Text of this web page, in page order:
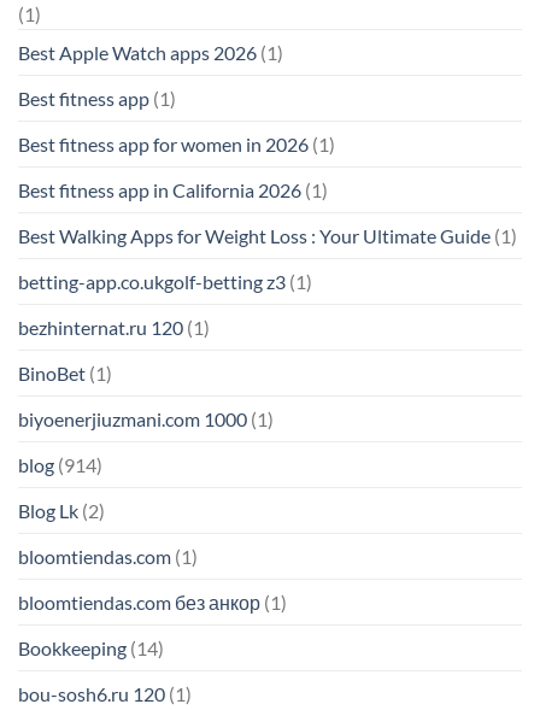
(1)
Best Apple Watch apps 2026 (1)
Best fitness app (1)
Best fitness app for women in 2026 (1)
Best fitness app in California 2026 (1)
Best Walking Apps for Weight Loss : Your Ultimate Guide (1)
betting-app.co.ukgolf-betting z3 (1)
bezhinternat.ru 120 (1)
BinoBet (1)
biyoenerjiuzmani.com 1000 (1)
blog (914)
Blog Lk (2)
bloomtiendas.com (1)
bloomtiendas.com без анкор (1)
Bookkeeping (14)
bou-sosh6.ru 120 (1)